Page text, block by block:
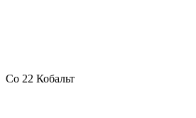
Co 22 Кобальт